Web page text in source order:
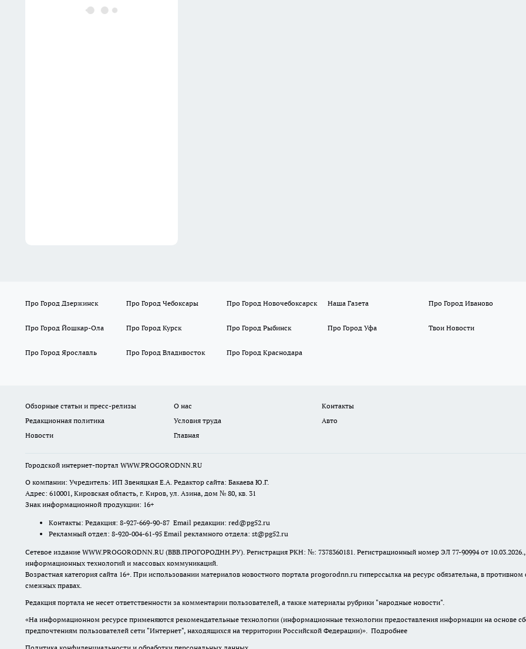
Юный нижегородец,
Про Город Дзержинск Про Город Чебоксары Про Город Новочебоксарск Наша Газета Про Город Иваново
Про Город Йошкар-Ола Про Город Курск Про Город Рыбинск Про Город Уфа Твои Новости
Про Город Ярославль Про Город Владивосток Про Город Краснодара
Обзорные статьи и пресс-релизы О нас
Контакты
Редакционная политика
Условия труда
Авто
Новости
Главная
Городской интернет-портал WWW.PROGORODNN.RU
О компании: Учредитель: ИП Звеняцкая Е.А. Редактор сайта: Бакаева Ю.Г.
Адрес: 610001, Кировская область, г. Киров, ул. Азина, дом № 80, кв. 31
Знак информационной продукции: 16+
Контакты: Редакция: 8-927-669-90-87 Email редакции: red@pg52.ru
Рекламный отдел: 8-920-004-61-95 Email рекламного отдела: st@pg52.ru
Сетевое издание WWW.PROGORODNN.RU (ВВВ.ПРОГОРОДНН.РУ). Регистрация РКН: №: 7378360181. Регистрационный номер ЭЛ 77-90994 от
информационных технологий и массовых коммуникаций.
Возрастная категория сайта 16+. При использовании материалов новостного портала progorodnn.ru гиперссылка на ресурс обязательна, в противном
смежных правах.
Редакция портала не несет ответственности за комментарии пользователей, а также материалы рубрики "народные новости".
«На информационном ресурсе применяются рекомендательные технологии (информационные технологии предоставления информации на основе
предпочтениям пользователей сети "Интернет", находящихся на территории Российской Федерации)». Подробнее